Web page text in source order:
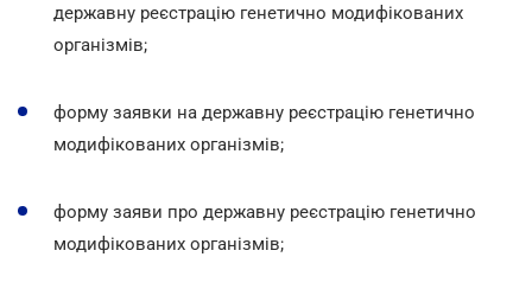
державну реєстрацію генетично модифікованих
організмів;
форму заявки на державну реєстрацію генетично
модифікованих організмів;
форму заяви про державну реєстрацію генетично
модифікованих організмів;